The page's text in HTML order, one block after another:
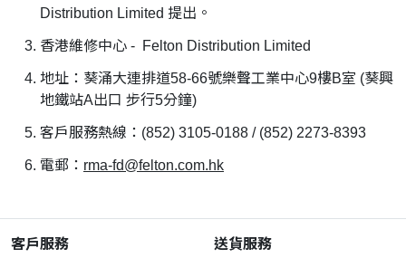
Distribution Limited 提出。
香港維修中心 - Felton Distribution Limited
地址：葵涌大連排道58-66號樂聲工業中心9樓B室 (葵興
地鐵站A出口 步行5分鐘)
客戶服務熱線：(852) 3105-0188 / (852) 2273-8393
電郵： rma-fd@felton.com.hk
客戶服務 送貨服務